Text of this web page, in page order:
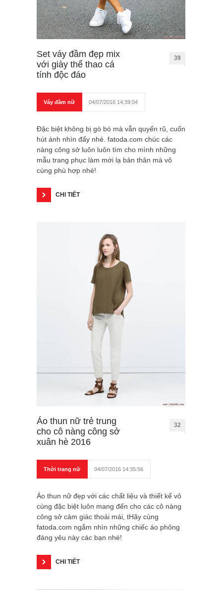
Set váy đầm đẹp mix
với giày thể thao cá
tính độc đáo
39
Váy đầm nữ 04/07/2016 14:39:04
Đặc biệt không bị gò bó mà vẫn quyến rũ, cuốn
hút ánh nhìn đấy nhé. fatoda.com chúc các
nàng công sở luôn luôn tìm cho mình những
mẫu trang phục làm mới lạ bản thân mà vô
cùng phù hợp nhé!
CHI TIẾT
Áo thun nữ trẻ trung
cho cô nàng công sở
xuân hè 2016
32
Thời trang nữ 04/07/2016 14:35:56
Áo thun nữ đẹp với các chất liệu và thiết kế vô
cùng đặc biệt luôn mang đến cho các cô nàng
công sở cảm giác thoải mái, tHãy cùng
fatoda.com ngắm nhìn những chiếc áo phông
đáng yêu này các bạn nhé!
CHI TIẾT